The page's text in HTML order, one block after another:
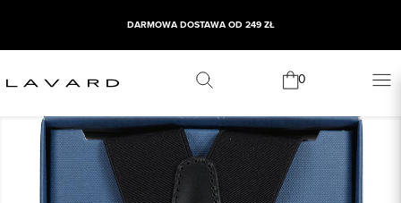
DARMOWA DOSTAWA OD 249 ZŁ
0